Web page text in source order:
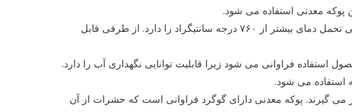
پوکه معدنی استفاده می‌ شود.
برای عایق حرارت کردن از پوکه معدنی قروه استفاده می‌ شود زیرا توانایی تحمل دمای بیشتر از ۷۶۰ درجه سانتیگراد را دارد. از طرفی قابل
فراوانی می شود زیرا قابلیت توانایی نگهداری آب را دارد.
استفاده می ‌شود.
گیرند. پوکه معدنی دارای گوگرد فراوانی است که حشرات از آن